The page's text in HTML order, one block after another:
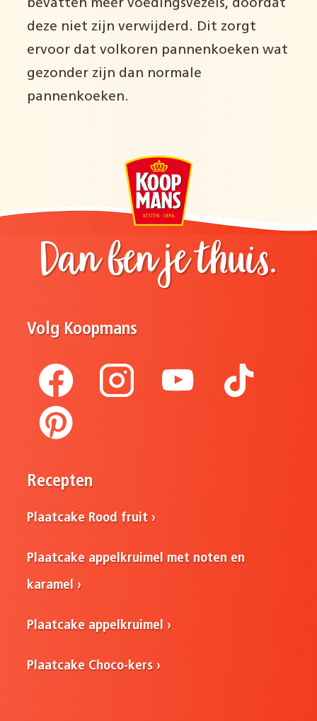
bevatten meer voedingsvezels, doordat
deze niet zijn verwijderd. Dit zorgt
ervoor dat volkoren pannenkoeken wat
gezonder zijn dan normale
pannenkoeken.
Dan ben je thuis.
Volg Koopmans
Recepten
Plaatcake Rood fruit
Plaatcake appelkruimel met noten en
karamel
Plaatcake appelkruimel
Plaatcake Choco-kers